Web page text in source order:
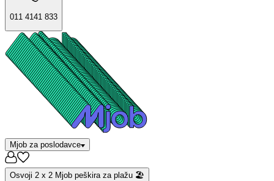
011 4141 833
Mjob za poslodavce
Osvoji 2 x 2 Mjob peškira za plažu 🏖️